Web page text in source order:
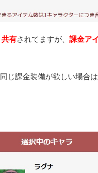
有されてますが、 課金ア
じ課金装備が欲しい場合